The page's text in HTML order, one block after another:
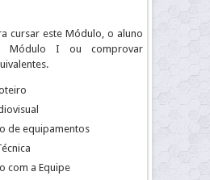
cursar este Módulo, o aluno
Módulo I ou comprovar
de equipamentos
com a Equipe